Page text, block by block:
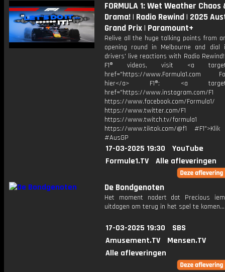
FORMULA 1: Wet Weather Chaos
Drama! | Radio Rewind | 2025
Grand Prix | Paramount+
Relive all the huge talking points from
opening round in Melbourne and
drivers' live reactions with Radio
F1® videos, visit <a
href="https://www.Formula1.com
hier</a> F1®: <a
href="https://www.instagram.com/F1
https://www.facebook.com/Formula1/
https://www.twitter.com/F1
https://www.twitch.tv/formula1
https://www.tiktok.com/@f1
#AusGP
17-03-2025 19:30
YouTube
Formule1.TV
Alle afleveringen
De Bondgenoten
Het moment nadert dat Precious
uitdagen om terug in het spel te komen...
17-03-2025 19:30
SBS
Amusement.TV
Mensen.TV
Alle afleveringen